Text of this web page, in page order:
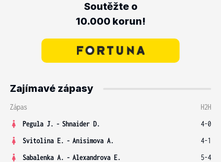
Soutěžte o
10.000 korun!
Zajímavé zápasy
Zápas
H2H
Pegula J. - Shnaider D.
4-0
Svitolina E. - Anisimova A.
4-1
Sabalenka A. - Alexandrova E.
5-4